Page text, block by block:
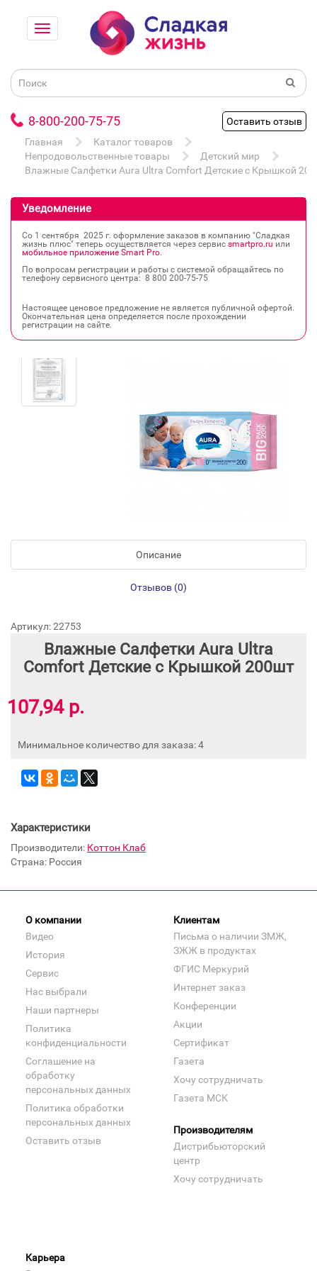
8-800-200-75-75
Оставить отзыв
Главная
Каталог товаров
Непродовольственные товары
Детский мир
Влажные Салфетки Aura Ultra Comfort Детские с Крышкой
Уведомление
Со 1 сентября 2025 г. оформление заказов в компанию "Сладкая
жизнь плюс" теперь осуществляется через сервис smartpro.ru или
мобильное приложение Smart Pro.
По вопросам регистрации и работы с системой обращайтесь по
телефону сервисного центра: 8 800 200‐75‐75
Настоящее ценовое предложение не является публичной офертой.
Окончательная цена определяется после прохождении
регистрации на сайте.
Описание
Отзывов (0)
Артикул: 22753
Влажные Салфетки Aura Ultra
Comfort Детские с Крышкой 200шт
107,94 р.
Минимальное количество для заказа: 4
Характеристики
Производители: Коттон Клаб
Страна: Россия
О компании
Видео
История
Сервис
Нас выбрали
Наши партнеры
Политика
конфиденциальности
Соглашение на
обработку
персональных данных
Политика обработки
персональных данных
Оставить отзыв
Клиентам
Письма о наличии ЗМЖ,
ЗЖЖ в продуктах
ФГИС Меркурий
Интернет заказ
Конференции
Акции
Сертификат
Газета
Хочу сотрудничать
Газета МСК
Производителям
Дистрибьюторский
центр
Хочу сотрудничать
Карьера